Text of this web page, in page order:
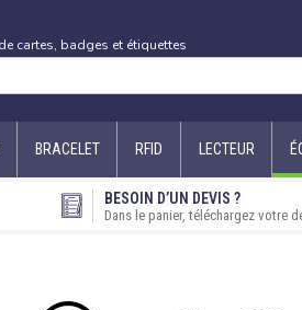
cartes, badges et étiquettes
BRACELET RFID LECTEUR
BESOIN D’UN DEVIS ?
Dans le panier, téléchargez votre